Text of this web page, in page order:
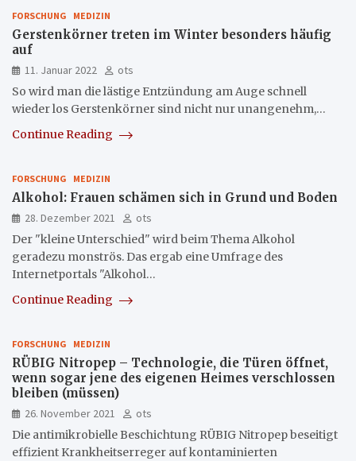
FORSCHUNG MEDIZIN
Gerstenkörner treten im Winter besonders häufig
auf
11. Januar 2022
ots
So wird man die lästige Entzündung am Auge schnell
wieder los Gerstenkörner sind nicht nur unangenehm,…
Continue Reading
FORSCHUNG MEDIZIN
Alkohol: Frauen schämen sich in Grund und Boden
28. Dezember 2021
ots
Der "kleine Unterschied" wird beim Thema Alkohol
geradezu monströs. Das ergab eine Umfrage des
Internetportals "Alkohol…
Continue Reading
FORSCHUNG MEDIZIN
RÜBIG Nitropep – Technologie, die Türen öffnet,
wenn sogar jene des eigenen Heimes verschlossen
bleiben (müssen)
26. November 2021
ots
Die antimikrobielle Beschichtung RÜBIG Nitropep beseitigt
effizient Krankheitserreger auf kontaminierten